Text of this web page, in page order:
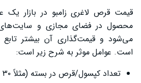
قیمت قرص لاغری زامبو در بازار
محصول در فضای مجازی و
می‌شود و قیمت‌گذاری آن بیشتر تابع
است. عوامل موثر به شرح زیر است:
تعداد کپسول/قرص در بسته (مثلاً ۳۰ عددی)